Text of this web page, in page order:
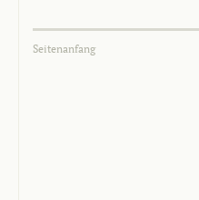
Seitenanfang